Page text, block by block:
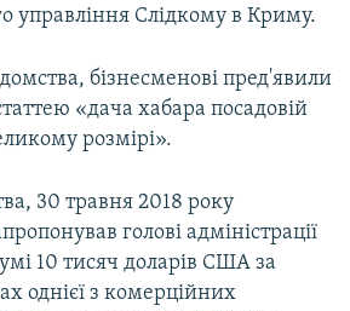
управління Слідкому в Криму.
бізнесменові пред'явили
«дача хабара посадовій
розмірі».
30 травня 2018 року
голові адміністрації
10 тисяч доларів США за
однієї з комерційних